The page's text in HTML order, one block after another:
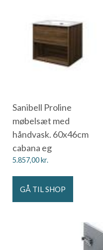
Sanibell Proline
møbelsæt med
håndvask. 60x46cm
cabana eg
5.857,00kr.
GÅ TIL SHOP